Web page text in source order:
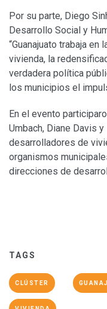
Por su parte, Diego
Desarrollo Social y
“Guanajuato trabaja
vivienda, la
verdadera política
los municipios el
En el evento
Umbach, Diane Davis
desarrolladores de
organismos
direcciones de
TAGS
CLÚSTER